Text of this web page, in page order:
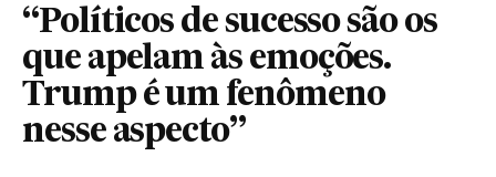
“Políticos de sucesso são os
que apelam às emoções.
Trump é um fenômeno
nesse aspecto”